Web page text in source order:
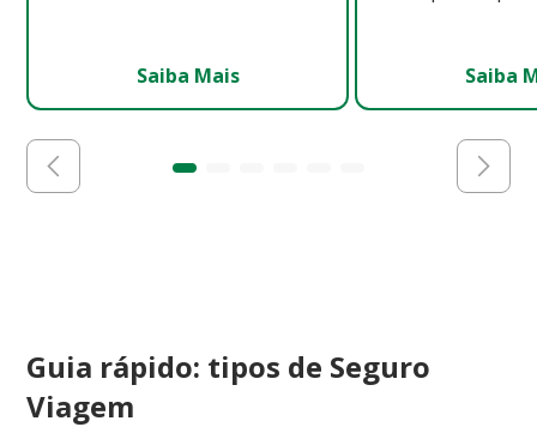
Saiba Mais Saiba
Guia rápido: tipos de Seguro
Viagem